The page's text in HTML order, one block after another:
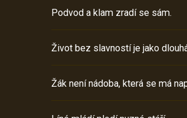
Podvod a klam zradí se sám.
Život bez slavností je jako
Žák není nádoba, která se má